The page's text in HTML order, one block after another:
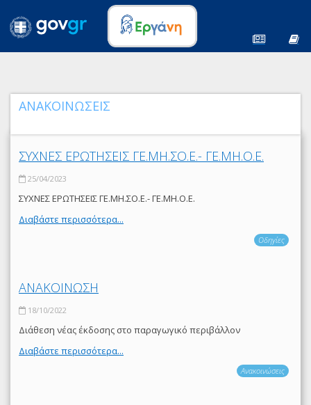
ΑΝΑΚΟΙΝΩΣΕΙΣ
ΣΥΧΝΕΣ ΕΡΩΤΗΣΕΙΣ ΓΕ.ΜΗ.ΣΟ.Ε.- ΓΕ.ΜΗ.Ο.Ε.
25/04/2023
ΣΥΧΝΕΣ ΕΡΩΤΗΣΕΙΣ ΓΕ.ΜΗ.ΣΟ.Ε.- ΓΕ.ΜΗ.Ο.Ε.
Διαβάστε περισσότερα...
Οδηγίες
ΑΝΑΚΟΙΝΩΣΗ
18/10/2022
Διάθεση νέας έκδοσης στο παραγωγικό περιβάλλον
Διαβάστε περισσότερα...
Ανακοινώσεις